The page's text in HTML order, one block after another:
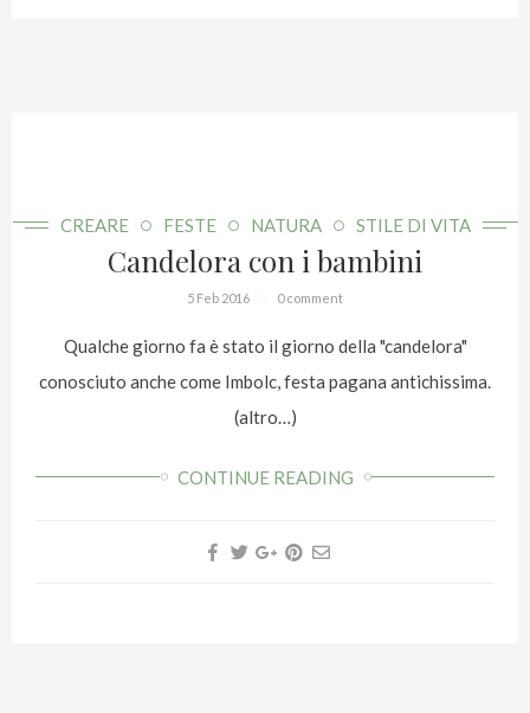
CREARE FESTE NATURA STILE DI VITA
Candelora con i bambini
5 Feb 2016 0 comment
Qualche giorno fa è stato il giorno della "candelora"
conosciuto anche come Imbolc, festa pagana antichissima.
(altro…)
CONTINUE READING